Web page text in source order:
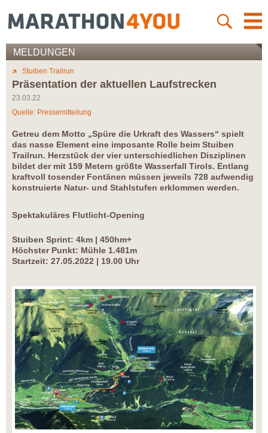
MELDUNGEN
Stuiben Trailrun
Präsentation der aktuellen Laufstrecken
23.03.22
Quelle: Pressemitteilung
Getreu dem Motto „Spüre die Urkraft des Wassers“ spielt
das nasse Element eine imposante Rolle beim Stuiben
Trailrun. Herzstück der vier unterschiedlichen Disziplinen
bildet der mit 159 Metern größte Wasserfall Tirols. Entlang
kraftvoll tosender Fontänen müssen jeweils 728 aufwendig
konstruierte Natur- und Stahlstufen erklommen werden.
Spektakuläres Flutlicht-Opening
Stuiben Sprint: 4km | 450hm+
Höchster Punkt: Mühle 1.481m
Startzeit: 27.05.2022 | 19.00 Uhr